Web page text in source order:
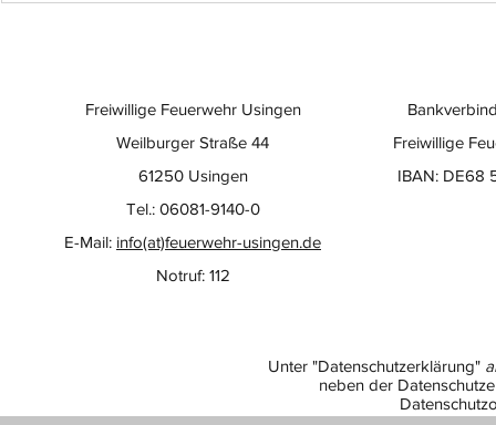
Freiwillige
IBAN: DE68
Freiwillige Feuerwehr Usingen
Weilburger Straße 44
61250 Usingen
Tel.: 06081-9140-0
E-Mail: info(at)feuerwehr-usingen.de
Notruf: 112
Unter "Datenschutzerklärung"
neben der